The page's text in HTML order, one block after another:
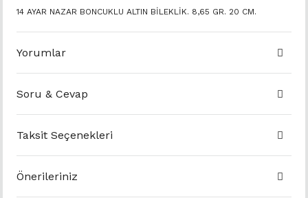
14 AYAR NAZAR BONCUKLU ALTIN BİLEKLİK. 8,65 GR. 20 CM.
Yorumlar
Soru & Cevap
Taksit Seçenekleri
Önerileriniz